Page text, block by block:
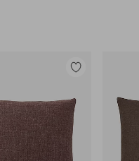
i
favoriter